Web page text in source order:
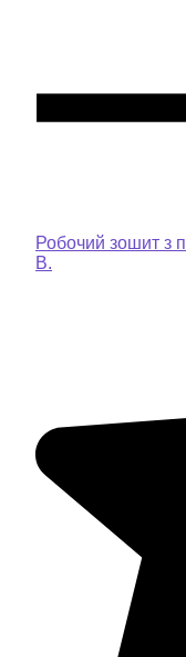
Робочий зошит з
В.